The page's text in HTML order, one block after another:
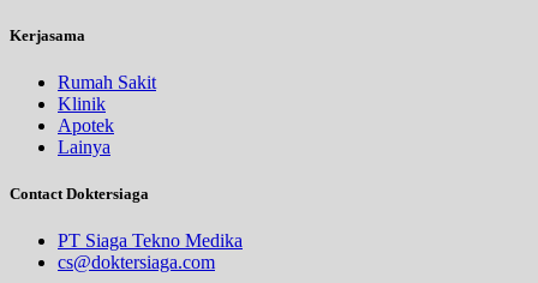
Kerjasama
Rumah Sakit
Klinik
Apotek
Lainya
Contact Doktersiaga
PT Siaga Tekno Medika
cs@doktersiaga.com